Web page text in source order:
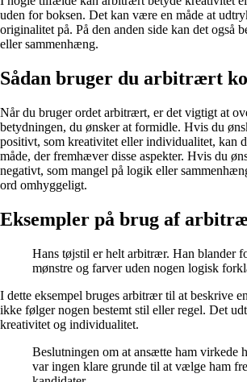
uden for boksen. Det kan være en måde at
originalitet på. På den anden side kan det også
eller sammenhæng.
Sådan bruger du arbitrært
Når du bruger ordet arbitrært, er det vigtigt at
betydningen, du ønsker at formidle. Hvis du
positivt, som kreativitet eller individualitet, kan
måde, der fremhæver disse aspekter. Hvis du
negativt, som mangel på logik eller
ord omhyggeligt.
Eksempler på brug af
Hans tøjstil er helt arbitrær. Han blander
mønstre og farver uden nogen logisk
I dette eksempel bruges arbitrær til at beskrive
ikke følger nogen bestemt stil eller regel. Det
kreativitet og individualitet.
Beslutningen om at ansætte ham virkede
var ingen klare grunde til at vælge ham